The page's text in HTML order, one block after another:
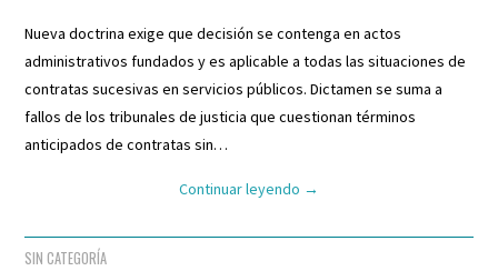
Nueva doctrina exige que decisión se contenga en actos
administrativos fundados y es aplicable a todas las situaciones de
contratas sucesivas en servicios públicos. Dictamen se suma a
fallos de los tribunales de justicia que cuestionan términos
anticipados de contratas sin…
Continuar leyendo →
SIN CATEGORÍA